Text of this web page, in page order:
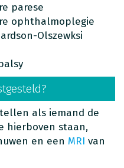
parese
ophthalmoplegie
Olszewksi
als iemand de
hierboven staan,
en een MRI van